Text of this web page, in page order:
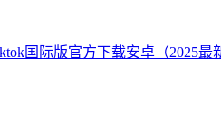
国际版官方下载安卓（2025最